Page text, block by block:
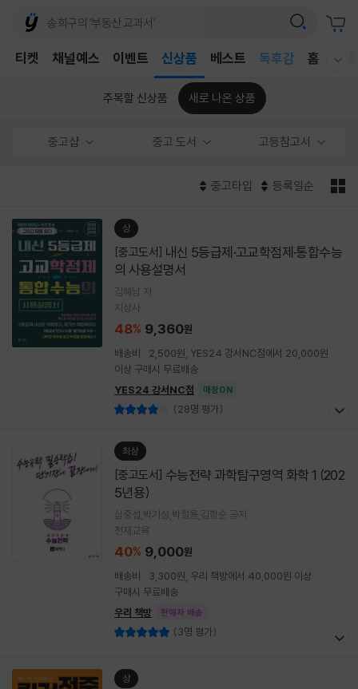
채널예스 이벤트 신상품 베스트
독후감
홈 국
티켓
주목할 신상품 새로 나온 상품
중고샵 중고 도서 고등참고서
중고타입 등록일순
상
[중고도서]
의 사용설명서
김혜남 저
지상사
48% 9,360원
배송비 : 2,500원, YES24 강서NC점에서 20,000원
이상 구매시 무료배송
YES24 강서NC점
매장ON
(28명 평가)
최상
[중고도서]
5년용)
심중섭,박기성,박철용,김항순 공저
천재교육
40% 9,000원
배송비 : 3,300원, 우리 책방에서 40,000원 이상
구매시 무료배송
우리 책방
판매자 배송
(3명 평가)
상